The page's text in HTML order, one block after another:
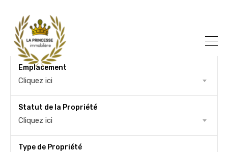
Emplacement
Cliquez ici
Statut de la Propriété
Cliquez ici
Type de Propriété